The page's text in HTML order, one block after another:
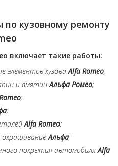
кузовному ремонту
включает такие работы:
элементов кузоваAlfa Romeo;
и вмятинАльфа Ромео;
;
;
Alfa Romeo;
окрашиваниеАльфа;
покрытия автомобиляAlfa